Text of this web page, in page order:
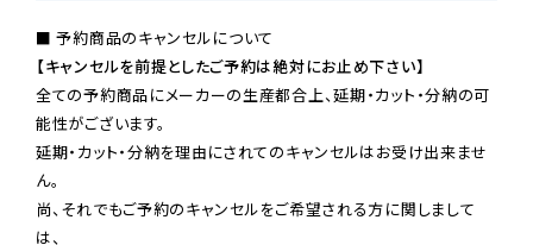
【キャンセルを前提としたご予約は絶対にお止め下さい】
全ての予約商品にメーカーの生産都合上、延期・カット・分納の可
能性がございます。
延期・カット・分納を理由にされてのキャンセルはお受け出来ませ
ん。
尚、それでもご予約のキャンセルをご希望される方に関しまして
は、